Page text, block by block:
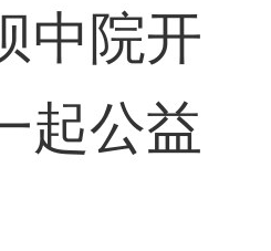
院开
起公益